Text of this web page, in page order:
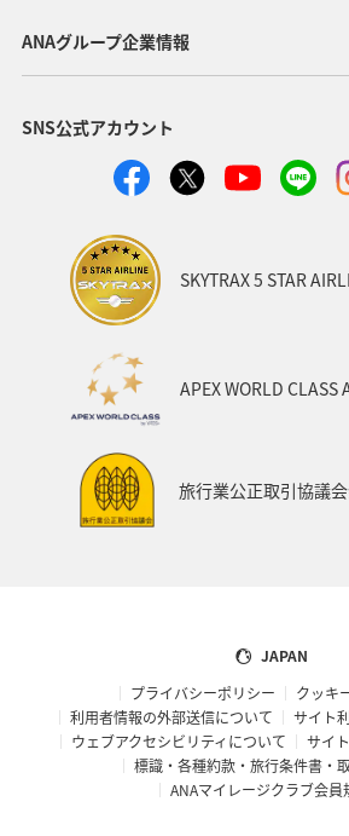
ANAグループ企業情報
SNS公式アカウント
SKYTRAX 5 STAR
APEX WORLD CLASS
旅行業公正取引協議
JAPAN
プライバシーポリシー
クッキ
利用者情報の外部送信について
サイト
ウェブアクセシビリティについて
サイ
標識・各種約款・旅行条件書・
ANAマイレージクラブ会員